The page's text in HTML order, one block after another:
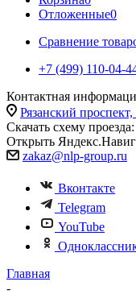
Отложенные0
Сравнение
+7 (499) 110-04-
Контактная
Рязанский
Скачать схему
Открыть
zakaz@nlp-group.ru
Вконтакте
Telegram
YouTube
Главная
-